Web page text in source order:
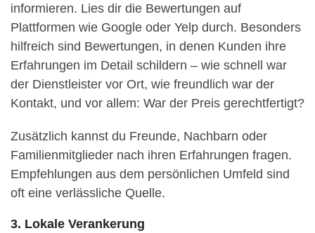
informieren. Lies dir die Bewertungen auf
Plattformen wie Google oder Yelp durch. Besonders
hilfreich sind Bewertungen, in denen Kunden ihre
Erfahrungen im Detail schildern – wie schnell war
der Dienstleister vor Ort, wie freundlich war der
Kontakt, und vor allem: War der Preis gerechtfertigt?
Zusätzlich kannst du Freunde, Nachbarn oder
Familienmitglieder nach ihren Erfahrungen fragen.
Empfehlungen aus dem persönlichen Umfeld sind
oft eine verlässliche Quelle.
3. Lokale Verankerung